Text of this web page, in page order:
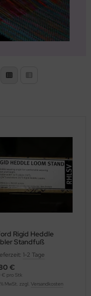
Rigid Heddle
Standfuß
1-2 Tage
€
€ pro Stk
% MwSt. zzgl. Versandkosten